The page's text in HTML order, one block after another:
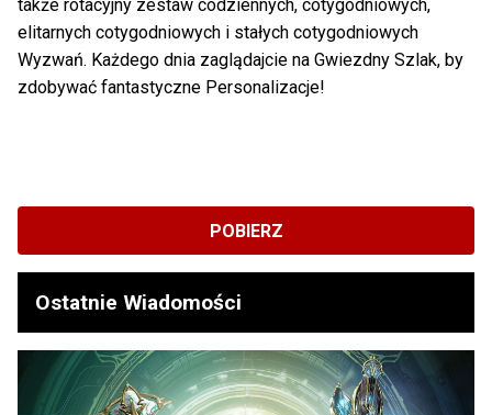
także rotacyjny zestaw codziennych, cotygodniowych,
elitarnych cotygodniowych i stałych cotygodniowych
Wyzwań. Każdego dnia zaglądajcie na Gwiezdny Szlak, by
zdobywać fantastyczne Personalizacje!
POBIERZ
Ostatnie Wiadomości